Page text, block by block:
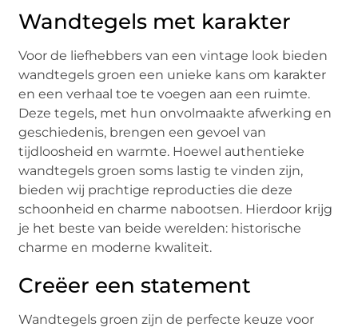
Wandtegels met karakter
Voor de liefhebbers van een vintage look bieden
wandtegels groen een unieke kans om karakter
en een verhaal toe te voegen aan een ruimte.
Deze tegels, met hun onvolmaakte afwerking en
geschiedenis, brengen een gevoel van
tijdloosheid en warmte. Hoewel authentieke
wandtegels groen soms lastig te vinden zijn,
bieden wij prachtige reproducties die deze
schoonheid en charme nabootsen. Hierdoor krijg
je het beste van beide werelden: historische
charme en moderne kwaliteit.
Creëer een statement
Wandtegels groen zijn de perfecte keuze voor